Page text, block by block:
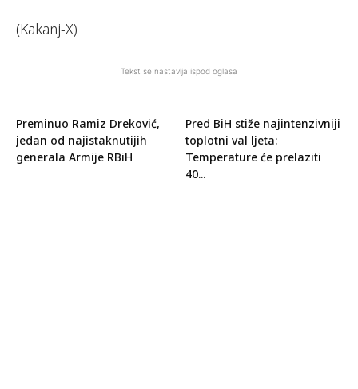
(Kakanj-X)
Tekst se nastavlja ispod oglasa
Preminuo Ramiz Dreković,
jedan od najistaknutijih
generala Armije RBiH
Pred BiH stiže najintenzivniji
toplotni val ljeta:
Temperature će prelaziti
40...